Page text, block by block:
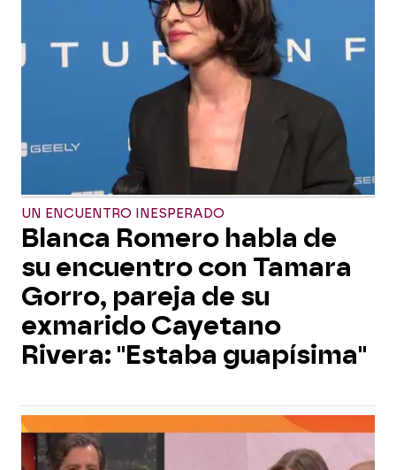
UN ENCUENTRO INESPERADO
Blanca Romero habla de
su encuentro con Tamara
Gorro, pareja de su
exmarido Cayetano
Rivera: "Estaba guapísima"